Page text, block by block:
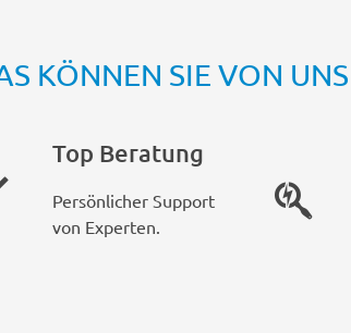
KÖNNEN SIE VON
Top Beratung
Persönlicher Support
von Experten.